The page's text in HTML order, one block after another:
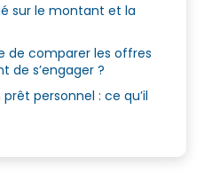
sur le montant et la
de comparer les offres
de s’engager ?
personnel : ce qu’il